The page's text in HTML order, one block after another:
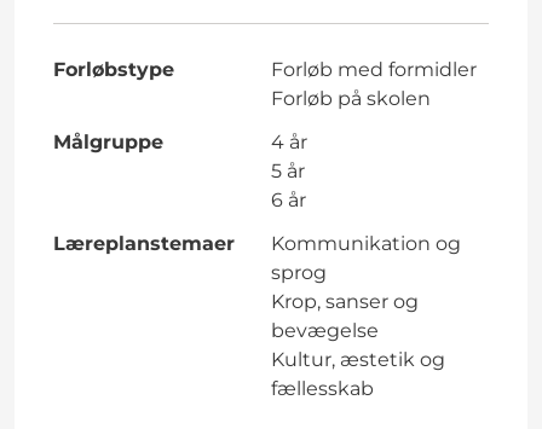
Forløbstype
Forløb med formidler
Forløb på skolen
Målgruppe
4 år
5 år
6 år
Læreplanstemaer
Kommunikation og
sprog
Krop, sanser og
bevægelse
Kultur, æstetik og
fællesskab